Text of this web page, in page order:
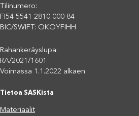
Tilinumero:
FI54 5541 2810 000 84
BIC/SWIFT: OKOYFIHH
Rahankeräyslupa:
RA/2021/1601
Voimassa 1.1.2022 alkaen
Tietoa SASKista
Materiaalit